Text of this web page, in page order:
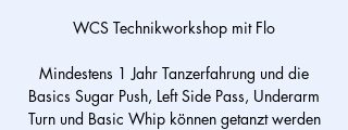
WCS Technikworkshop mit Flo
Mindestens 1 Jahr Tanzerfahrung und die
Basics Sugar Push, Left Side Pass, Underarm
Turn und Basic Whip können getanzt werden